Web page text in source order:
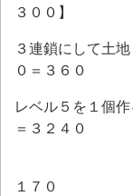
３００】
３連鎖にして土
０＝３６０
レベル５を１個
＝３２４０
護符（１
１７０